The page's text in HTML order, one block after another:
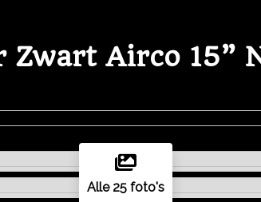
Airco 15”
Alle 25 foto's